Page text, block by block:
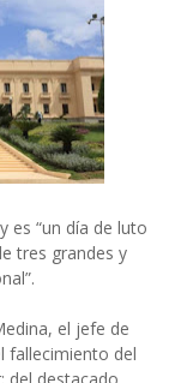
es “un día de luto
tres grandes y
el jefe de
fallecimiento del